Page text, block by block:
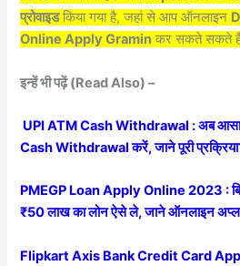
प्रोवाइडकिया गया है, जहां से आप ऑनलाइन
Online Apply Gramin कर सकते सकते
इन्हें भी पढ़ें (Read Also) –
UPI ATM Cash Withdrawal : अब
Cash Withdrawal करें, जाने पूरी
PMEGP Loan Apply Online 2023 :
₹50 लाख का लोन ऐसे ले, जाने ऑनलाइन
Flipkart Axis Bank Credit Card